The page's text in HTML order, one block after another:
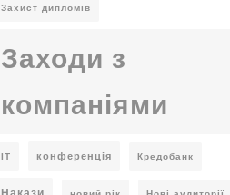
Захист дипломів
Заходи з
компаніями
ІТ конференція Кредобанк